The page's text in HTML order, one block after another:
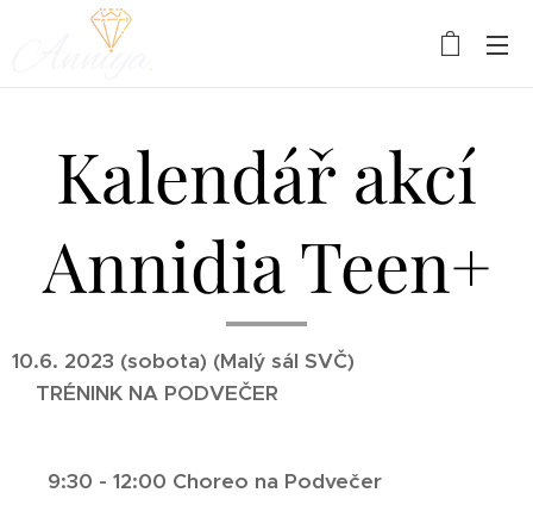
Kalendář akcí
Annidia Teen+
10.6. 2023 (sobota) (Malý sál SVČ)
TRÉNINK NA PODVEČER
9:30 - 12:00 Choreo na Podvečer